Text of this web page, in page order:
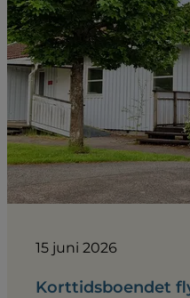
15 juni 2026
Korttidsboendet